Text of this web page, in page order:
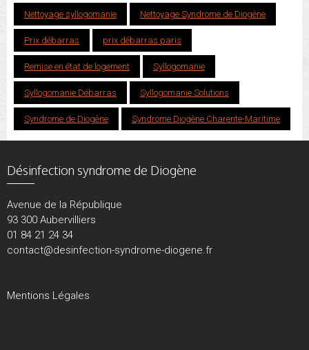
Nettoyage syllogomanie Nettoyage Syndrome de Diogène
Prix débarras prix débarras paris
Remise en état de logement Syllogomanie
Syllogomanie Débarras Syllogomanie Solutions
Syndrome de Diogène Syndrome Diogène Charente-Maritime
Désinfection syndrome de Diogène
Avenue de la République
93 300 Aubervilliers
01 84 21 24 34
contact@desinfection-syndrome-diogene.fr
Mentions Légales